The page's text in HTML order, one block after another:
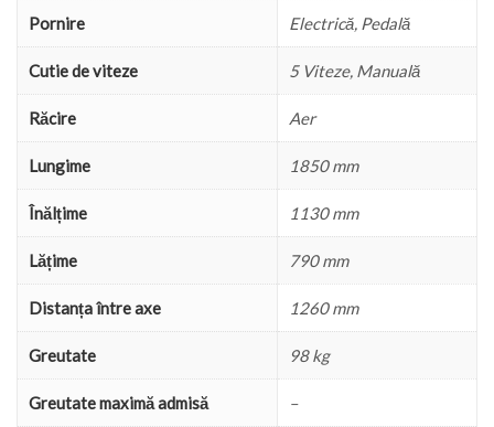
Pornire Electrică, Pedală
Cutie de viteze 5 Viteze, Manuală
Răcire Aer
Lungime 1850 mm
Înălțime 1130 mm
Lățime 790 mm
Distanța între axe 1260 mm
Greutate 98 kg
Greutate maximă admisă –